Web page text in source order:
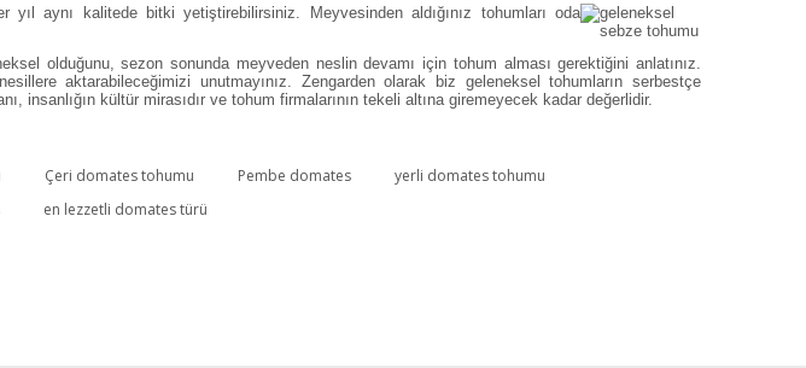
yıl aynı kalitede bitki yetiştirebilirsiniz. Meyvesinden aldığınız tohumları oda
olduğunu, sezon sonunda meyveden neslin devamı için tohum alması gerektiğini anlatınız.
aktarabileceğimizi unutmayınız. Zengarden olarak biz geleneksel tohumların serbestçe
insanlığın kültür mirasıdır ve tohum firmalarının tekeli altına giremeyecek kadar değerlidir.
siz yapın!
Çeri domates tohumu Pembe domates
yerli domates tohumu
en lezzetli domates türü